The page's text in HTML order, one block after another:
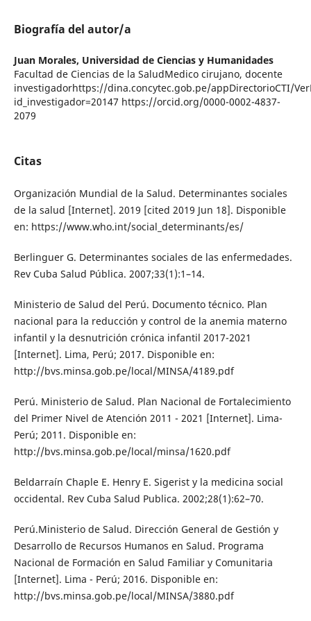
Biografía del autor/a
Juan Morales, Universidad de Ciencias y Humanidades
Facultad de Ciencias de la SaludMedico cirujano, docente
investigadorhttps://dina.concytec.gob.pe/appDirectorioCTI/
id_investigador=20147 https://orcid.org/0000-0002-4837-
2079
Citas
Organización Mundial de la Salud. Determinantes sociales
de la salud [Internet]. 2019 [cited 2019 Jun 18]. Disponible
en: https://www.who.int/social_determinants/es/
Berlinguer G. Determinantes sociales de las enfermedades.
Rev Cuba Salud Pública. 2007;33(1):1–14.
Ministerio de Salud del Perú. Documento técnico. Plan
nacional para la reducción y control de la anemia materno
infantil y la desnutrición crónica infantil 2017-2021
[Internet]. Lima, Perú; 2017. Disponible en:
http://bvs.minsa.gob.pe/local/MINSA/4189.pdf
Perú. Ministerio de Salud. Plan Nacional de Fortalecimiento
del Primer Nivel de Atención 2011 - 2021 [Internet]. Lima-
Perú; 2011. Disponible en:
http://bvs.minsa.gob.pe/local/minsa/1620.pdf
Beldarraín Chaple E. Henry E. Sigerist y la medicina social
occidental. Rev Cuba Salud Publica. 2002;28(1):62–70.
Perú.Ministerio de Salud. Dirección General de Gestión y
Desarrollo de Recursos Humanos en Salud. Programa
Nacional de Formación en Salud Familiar y Comunitaria
[Internet]. Lima - Perú; 2016. Disponible en:
http://bvs.minsa.gob.pe/local/MINSA/3880.pdf